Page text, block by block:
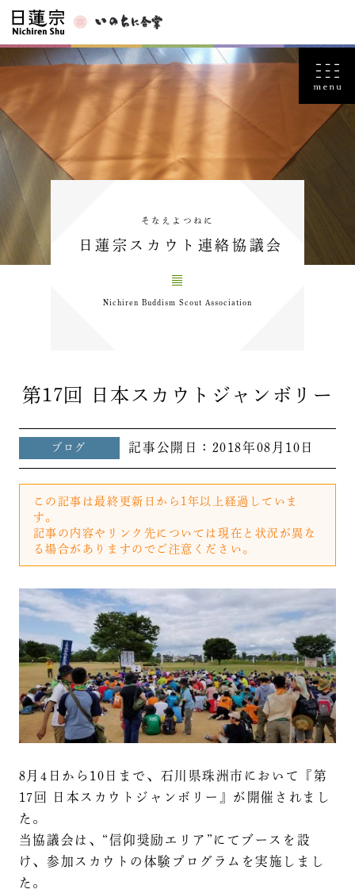
そなえよつねに
日蓮宗スカウト連絡協議会
Nichiren Buddism Scout Association
第17回 日本スカウトジャンボリー
ブログ 記事公開日： 2018年08月10日
この記事は最終更新日から1年以上経過していま
す。
記事の内容やリンク先については現在と状況が異な
る場合がありますのでご注意ください。
8月4日から10日まで、石川県珠洲市において『第
17回 日本スカウトジャンボリー』が開催されまし
た。
当協議会は、“信仰奨励エリア”にてブースを設
け、参加スカウトの体験プログラムを実施しまし
た。